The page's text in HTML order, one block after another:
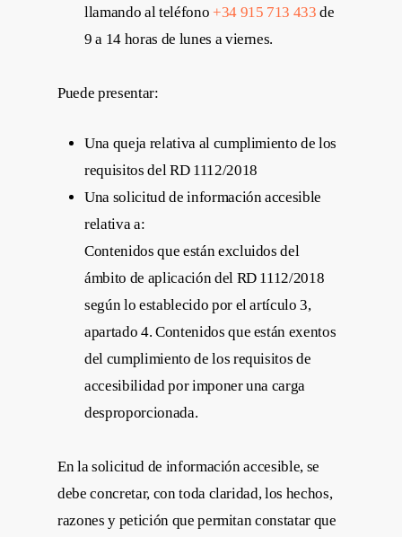
llamando al teléfono +34 915 713 433 de
9 a 14 horas de lunes a viernes.
Puede presentar:
Una queja relativa al cumplimiento de los
requisitos del RD 1112/2018
Una solicitud de información accesible
relativa a:
Contenidos que están excluidos del
ámbito de aplicación del RD 1112/2018
según lo establecido por el artículo 3,
apartado 4. Contenidos que están exentos
del cumplimiento de los requisitos de
accesibilidad por imponer una carga
desproporcionada.
En la solicitud de información accesible, se
debe concretar, con toda claridad, los hechos,
razones y petición que permitan constatar que